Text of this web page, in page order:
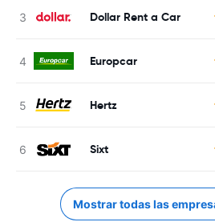
Dollar Rent a Car
Europcar
Hertz
Sixt
Mostrar todas las